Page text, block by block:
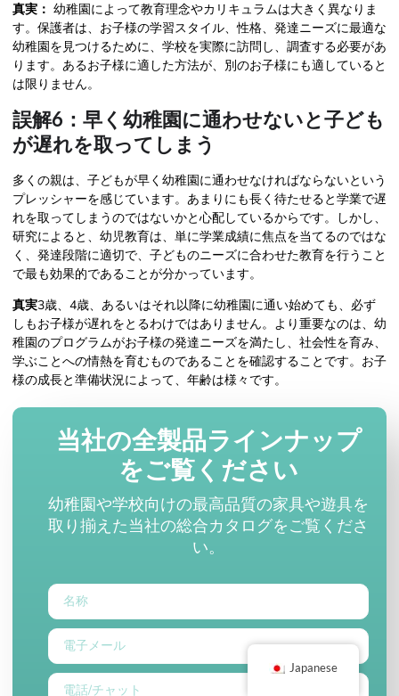
真実： 幼稚園によって教育理念やカリキュラムは大きく異なりま
す。保護者は、お子様の学習スタイル、性格、発達ニーズに最適な
幼稚園を見つけるために、学校を実際に訪問し、調査する必要があ
ります。あるお子様に適した方法が、別のお子様にも適していると
は限りません。
誤解6：早く幼稚園に通わせないと子ども
が遅れを取ってしまう
多くの親は、子どもが早く幼稚園に通わせなければならないという
プレッシャーを感じています。あまりにも長く待たせると学業で遅
れを取ってしまうのではないかと心配しているからです。しかし、
研究によると、幼児教育は、単に学業成績に焦点を当てるのではな
く、発達段階に適切で、子どものニーズに合わせた教育を行うこと
で最も効果的であることが分かっています。
真実3歳、4歳、あるいはそれ以降に幼稚園に通い始めても、必ず
しもお子様が遅れをとるわけではありません。より重要なのは、幼
稚園のプログラムがお子様の発達ニーズを満たし、社会性を育み、
学ぶことへの情熱を育むものであることを確認することです。お子
様の成長と準備状況によって、年齢は様々です。
当社の全製品ラインナップ
をご覧ください
幼稚園や学校向けの最高品質の家具や遊具を
取り揃えた当社の総合カタログをご覧くださ
い。
Japanese